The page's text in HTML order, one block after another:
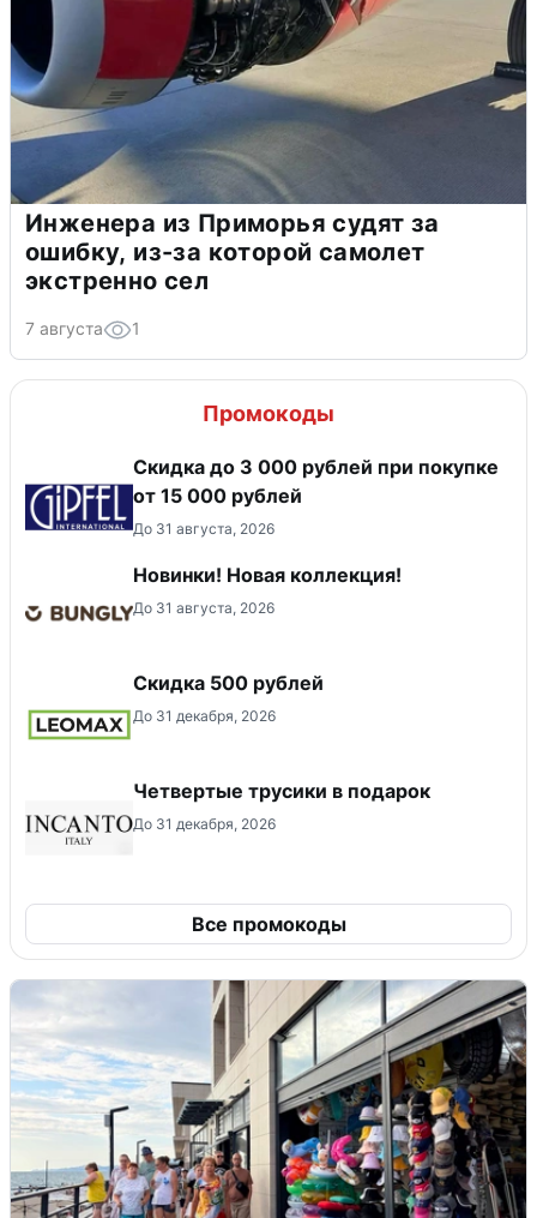
Инженера из Приморья судят за
ошибку, из-за которой самолет
экстренно сел
7 августа 1
Промокоды
Скидка до 3 000 рублей при покупке
от 15 000 рублей
До 31 августа, 2026
Новинки! Новая коллекция!
До 31 августа, 2026
Скидка 500 рублей
До 31 декабря, 2026
Четвертые трусики в подарок
До 31 декабря, 2026
Все промокоды